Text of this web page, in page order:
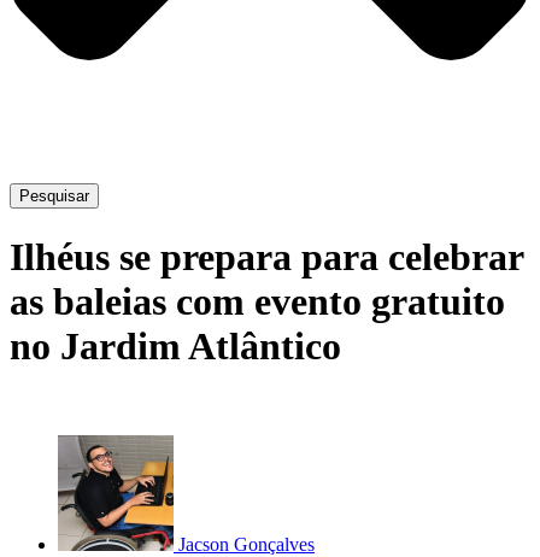
Pesquisar
Ilhéus se prepara para celebrar
as baleias com evento gratuito
no Jardim Atlântico
Jacson Gonçalves